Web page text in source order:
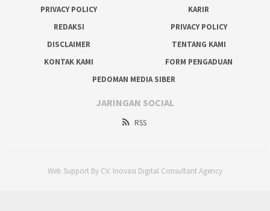
PRIVACY POLICY
KARIR
REDAKSI
PRIVACY POLICY
DISCLAIMER
TENTANG KAMI
KONTAK KAMI
FORM PENGADUAN
PEDOMAN MEDIA SIBER
JARINGAN SOCIAL
RSS
Web Support By CV. Inovasi Digital Consultant Agency